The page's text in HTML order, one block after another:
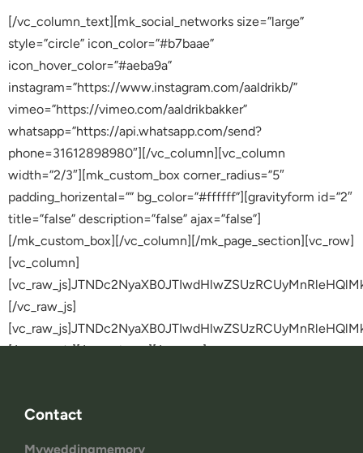
[/vc_column_text][mk_social_networks size=”large”
style=”circle” icon_color=”#b7baae”
icon_hover_color=”#aeba9a”
instagram=”https://www.instagram.com/aaldrikb/”
vimeo=”https://vimeo.com/aaldrikbakker”
whatsapp=”https://api.whatsapp.com/send?
phone=31612898980″][/vc_column][vc_column
width=”2/3″][mk_custom_box corner_radius=”5″
padding_horizental=”” bg_color=”#ffffff”][gravityform id=”2″
title=”false” description=”false” ajax=”false”]
[/mk_custom_box][/vc_column][/mk_page_section][vc_row]
[vc_column]
[/vc_raw_js]
[/vc_raw_js][/vc_column][/vc_row]
Contact
Myweddingmemory